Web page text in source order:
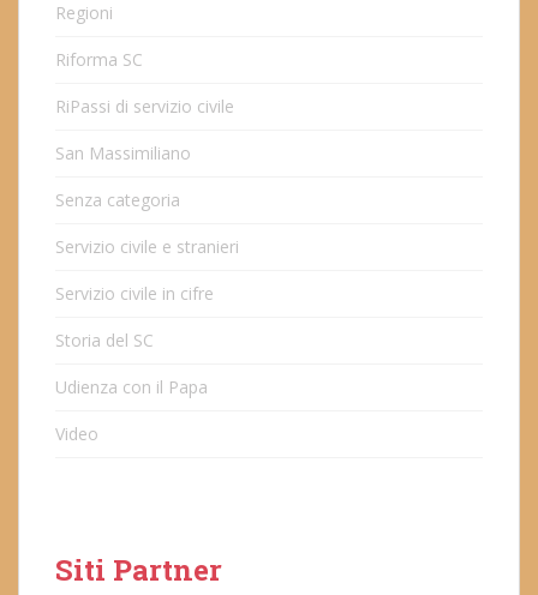
Regioni
Riforma SC
RiPassi di servizio civile
San Massimiliano
Senza categoria
Servizio civile e stranieri
Servizio civile in cifre
Storia del SC
Udienza con il Papa
Video
Siti Partner